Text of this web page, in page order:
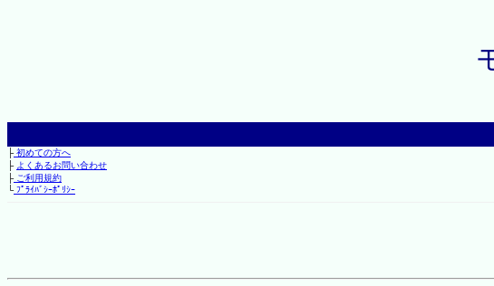
├初めての方へ
├ よくあるお問い合わせ
├ご利用規約
└ﾌﾟﾗｲﾊﾞｼｰﾎﾟﾘｼｰ